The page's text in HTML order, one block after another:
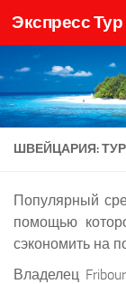
Skip to content
Экспресс Тур
ШВЕЙЦАРИЯ:
Популярный
помощью
сэкономить на
Владелец